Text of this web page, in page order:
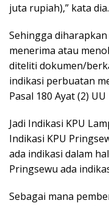
juta rupiah),” kata dia.
Sehingga
menerima atau
diteliti dokumen/
indikasi perbuatan
Pasal 180 Ayat (2)
Jadi Indikasi KPU
Indikasi KPU
ada indikasi dalam
Pringsewu ada
Sebagai mana